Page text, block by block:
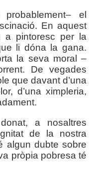
el
En aquest
a pintoresc per la
li dóna la gana.
la seva moral –
De vegades
que davant d’una
d’una ximpleria,
a nosaltres
de la nostra
algun dubte sobre
pròpia pobresa té